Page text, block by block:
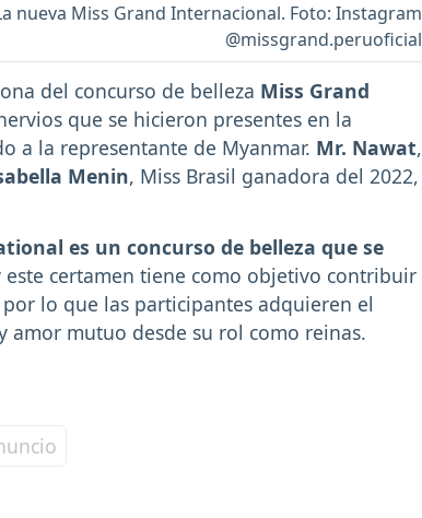
nueva Miss Grand Internacional. Foto: Instagram
@missgrand.peruoficial
del concurso de belleza Miss Grand
que se hicieron presentes en la
a la representante de Myanmar. Mr. Nawat,
Menin, Miss Brasil ganadora del 2022,
es un concurso de belleza que se
este certamen tiene como objetivo contribuir
lo que las participantes adquieren el
amor mutuo desde su rol como reinas.